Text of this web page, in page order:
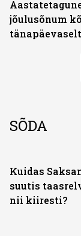
jõulusõnum
tänapäevaselt
SÕDA
Kuidas
suutis
nii kiiresti?